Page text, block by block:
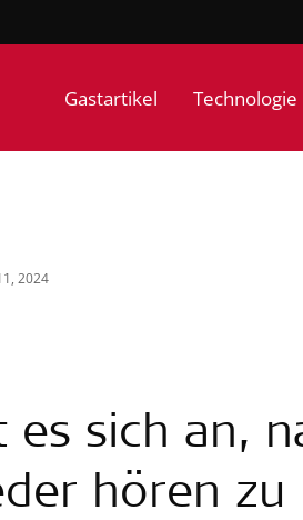
Gastartikel Technologie
2024
sich an,
hören zu